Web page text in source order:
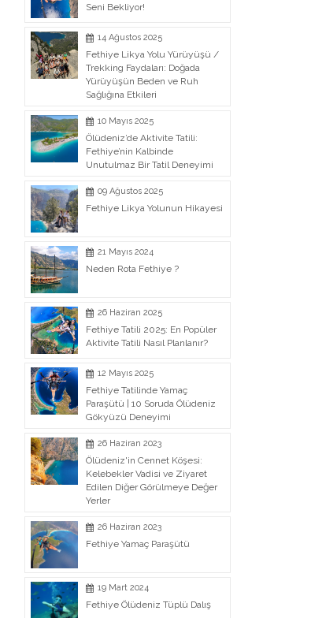
Seni Bekliyor!
14 Ağustos 2025
Fethiye Likya Yolu Yürüyüşü /
Trekking Faydaları: Doğada
Yürüyüşün Beden ve Ruh
Sağlığına Etkileri
10 Mayıs 2025
Ölüdeniz’de Aktivite Tatili:
Fethiye’nin Kalbinde
Unutulmaz Bir Tatil Deneyimi
09 Ağustos 2025
Fethiye Likya Yolunun Hikayesi
21 Mayıs 2024
Neden Rota Fethiye ?
26 Haziran 2025
Fethiye Tatili 2025: En Popüler
Aktivite Tatili Nasıl Planlanır?
12 Mayıs 2025
Fethiye Tatilinde Yamaç
Paraşütü | 10 Soruda Ölüdeniz
Gökyüzü Deneyimi
26 Haziran 2023
Ölüdeniz'in Cennet Köşesi:
Kelebekler Vadisi ve Ziyaret
Edilen Diğer Görülmeye Değer
Yerler
26 Haziran 2023
Fethiye Yamaç Paraşütü
19 Mart 2024
Fethiye Ölüdeniz Tüplü Dalış